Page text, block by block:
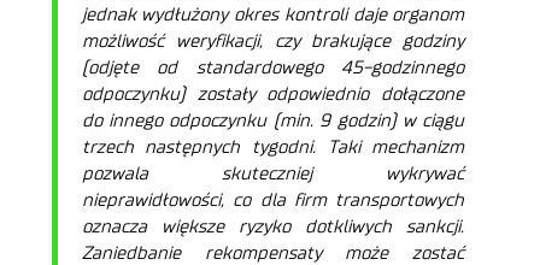
jednak wydłużony okres kontroli daje organom
możliwość weryfikacji, czy brakujące godziny
(odjęte od standardowego 45-godzinnego
odpoczynku) zostały odpowiednio dołączone
do innego odpoczynku (min. 9 godzin) w ciągu
trzech następnych tygodni. Taki mechanizm
pozwala skuteczniej wykrywać
nieprawidłowości, co dla firm transportowych
oznacza większe ryzyko dotkliwych sankcji.
Zaniedbanie rekompensaty może zostać